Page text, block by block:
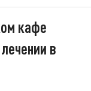
кафе
в